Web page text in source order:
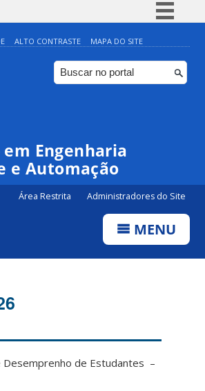
Simplifique!
Comunica BR
Participe
Canais
ALTO CONTRASTE MAPA DO SITE
Engenharia
e Automação
Área Restrita Administradores do Site
MENU
Desemprenho de Estudantes –